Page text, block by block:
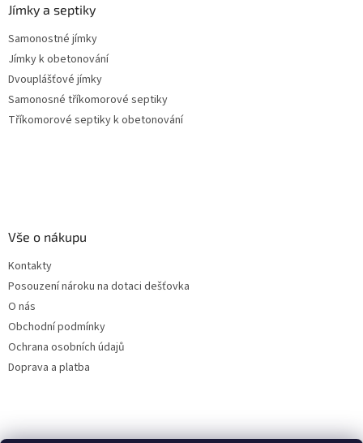
Jímky a septiky
Samonostné jímky
Jímky k obetonování
Dvouplášťové jímky
Samonosné tříkomorové septiky
Tříkomorové septiky k obetonování
Vše o nákupu
Kontakty
Posouzení nároku na dotaci dešťovka
O nás
Obchodní podmínky
Ochrana osobních údajů
Doprava a platba